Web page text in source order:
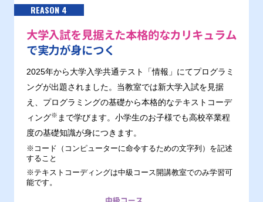
REASON 4
大学入試を見据えた本格的なカリキュラム
で実力が身につく
2025年から大学入学共通テスト「情報」にてプログラミ
ングが出題されました。当教室では新大学入試を見据
え、プログラミングの基礎から本格的なテキストコーデ
ィング※ まで学びます。小学生のお子様でも高校卒業程
度の基礎知識が身につきます。
※コード（コンピューターに命令するための文字列）を記述
すること
※テキストコーディングは中級コース開講教室でのみ学習可
能です。